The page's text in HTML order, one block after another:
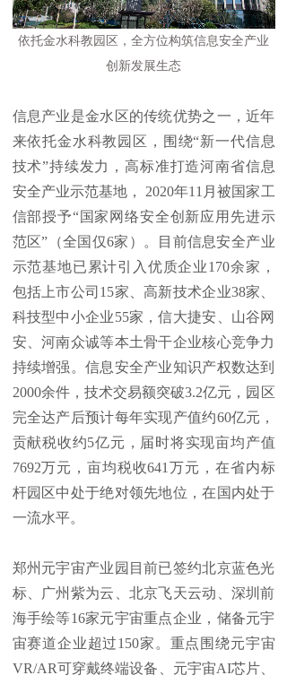
依托金水科教园区，全方位构筑信息安全产业
创新发展生态
信息产业是金水区的传统优势之一，近年
来依托金水科教园区，围绕“新一代信息
技术”持续发力，高标准打造河南省信息
安全产业示范基地， 2020年11月被国家工
信部授予“国家网络安全创新应用先进示
范区”（全国仅6家）。目前信息安全产业
示范基地已累计引入优质企业170余家，
包括上市公司15家、高新技术企业38家、
科技型中小企业55家，信大捷安、山谷网
安、河南众诚等本土骨干企业核心竞争力
持续增强。信息安全产业知识产权数达到
2000余件，技术交易额突破3.2亿元，园区
完全达产后预计每年实现产值约60亿元，
贡献税收约5亿元，届时将实现亩均产值
7692万元，亩均税收641万元，在省内标
杆园区中处于绝对领先地位，在国内处于
一流水平。
郑州元宇宙产业园目前已签约北京蓝色光
标、广州紫为云、北京飞天云动、深圳前
海手绘等16家元宇宙重点企业，储备元宇
宙赛道企业超过150家。重点围绕元宇宙
VR/AR可穿戴终端设备、元宇宙AI芯片、